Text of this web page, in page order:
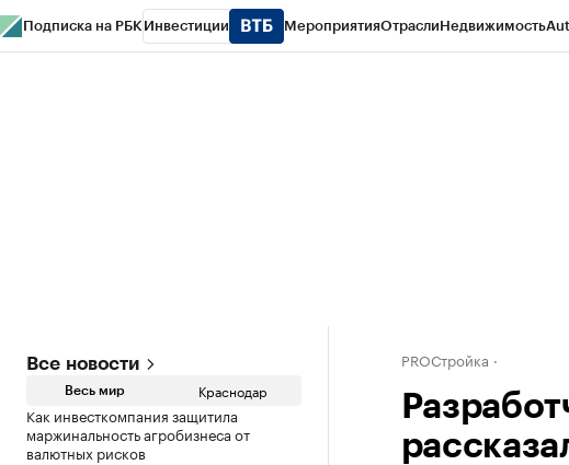
Подписка на РБК Инвестиции МероприятияОтраслиНедвижимость
Все новости
Весь мир Краснодар
Как инвесткомпания защитила
маржинальность агробизнеса от
валютных рисков
PROСтройка